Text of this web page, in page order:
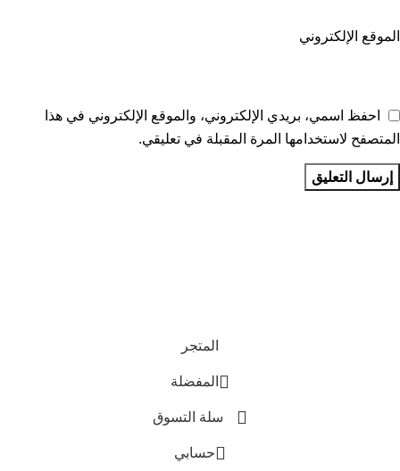
الموقع الإلكتروني
احفظ اسمي، بريدي الإلكتروني، والموقع الإلكتروني في هذا
المتصفح لاستخدامها المرة المقبلة في تعليقي.
المتجر
المفضلة
سلة التسوق
حسابي